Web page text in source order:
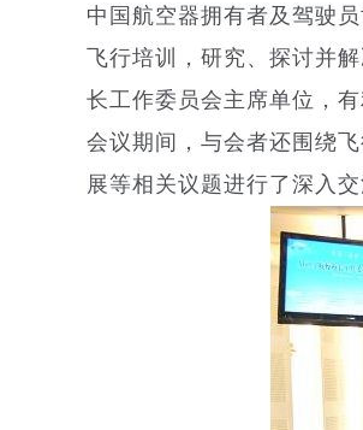
中国航空器拥有者及驾驶
飞行培训，研究、探讨并
长工作委员会主席单位，
会议期间，与会者还围绕
展等相关议题进行了深入交